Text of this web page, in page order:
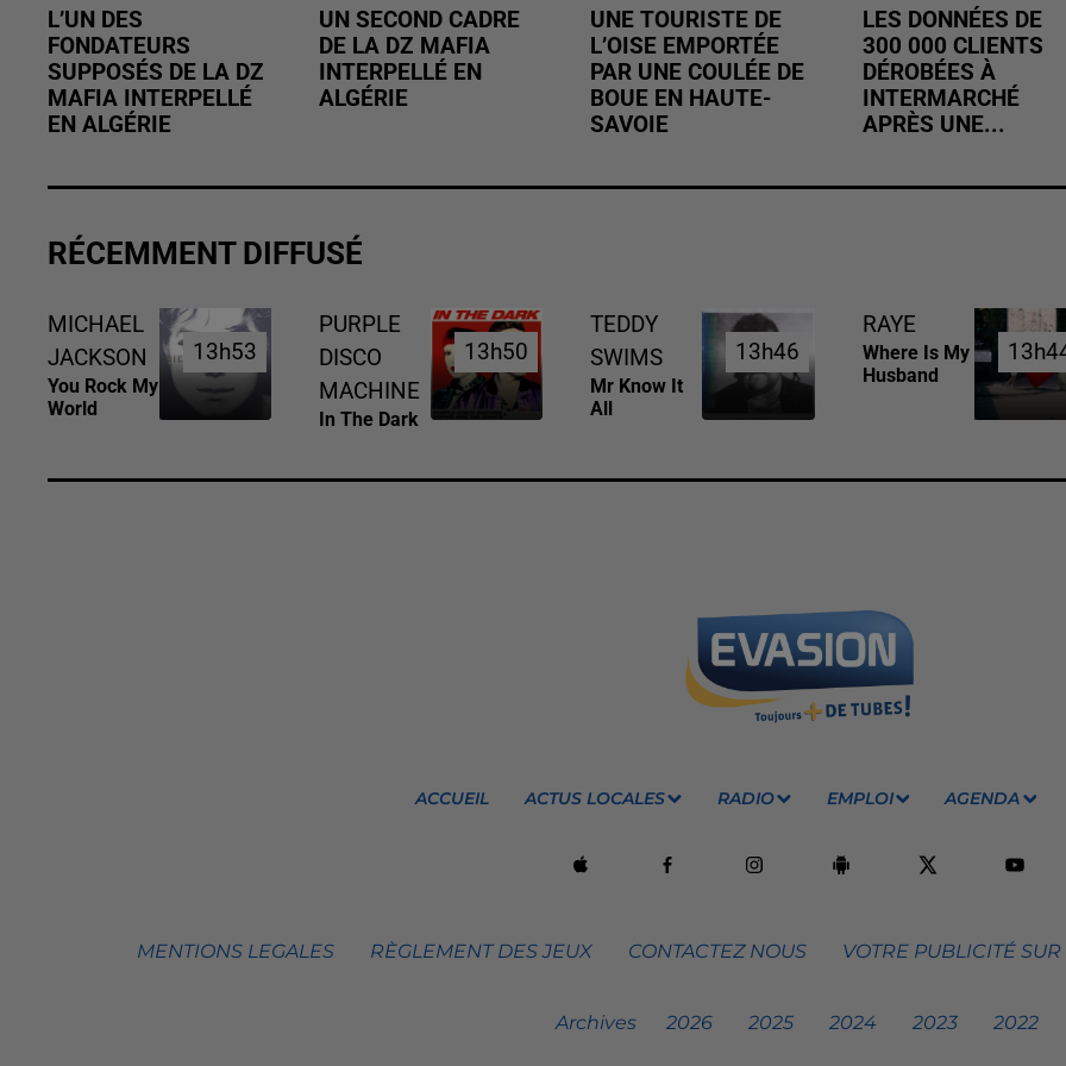
L’UN DES
FONDATEURS
SUPPOSÉS DE LA DZ
MAFIA INTERPELLÉ
EN ALGÉRIE
UN SECOND CADRE
DE LA DZ MAFIA
INTERPELLÉ EN
ALGÉRIE
UNE TOURISTE DE
L’OISE EMPORTÉE
PAR UNE COULÉE DE
BOUE EN HAUTE-
SAVOIE
LES DONNÉES DE
300 000 CLIENTS
DÉROBÉES À
INTERMARCHÉ
APRÈS UNE...
RÉCEMMENT DIFFUSÉ
MICHAEL
JACKSON
You Rock My
World
13h53
13h53
PURPLE
DISCO
MACHINE
In The Dark
13h50
13h50
TEDDY
SWIMS
Mr Know It
All
13h46
13h46
RAYE
Where Is My
Husband
ACCUEIL ACTUS LOCALES RADIO EMPLOI AGENDA
MENTIONS LEGALES RÈGLEMENT DES JEUX CONTACTEZ NOUS VOTRE PUBLICITÉ
Archives 2026 2025 2024 2023 2022